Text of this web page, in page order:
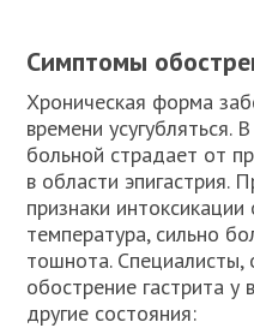
Симптомы
Хроническая форма
времени усугубляться.
больной страдает от
в области эпигастрия.
признаки
температура, сильно
тошнота. Специалисты,
обострение гастрита у
другие состояния: